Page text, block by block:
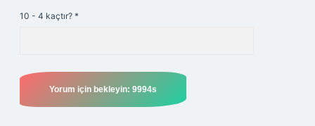
10 - 4 kaçtır? *